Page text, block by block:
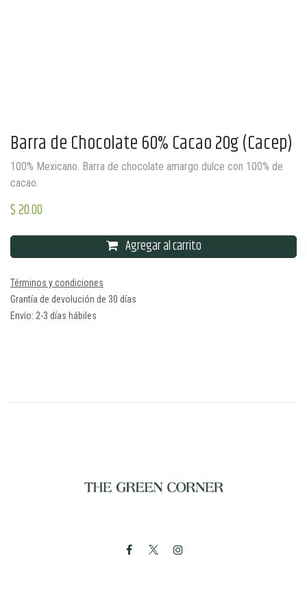
Barra de Chocolate 60% Cacao 20g (Cacep)
100% Mexicano. Barra de chocolate amargo dulce con 100% de
cacao.
$20.00
Agregar al carrito
Términos y condiciones
Grantía de devolución de 30 días
Envío: 2-3 días hábiles